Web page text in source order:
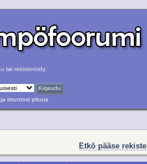
tai rekisteröidy.
istuntosi pituus
Etkö pääse